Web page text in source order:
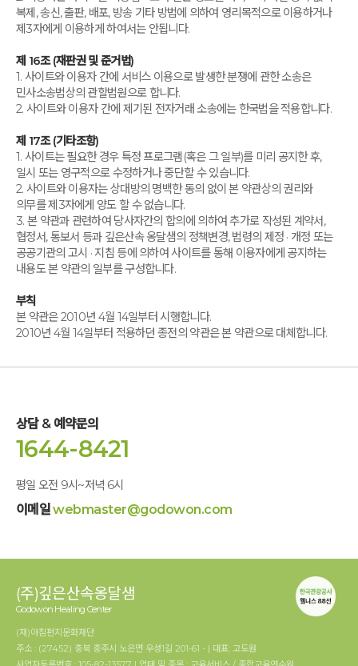
복제, 송신, 출판, 배포, 방송 기타 방법에 의하여 영리목적으로 이용하거나
제3자에게 이용하게 하여서는 안됩니다.
제 16조 (재판권 및 준거법)
1. 사이트와 이용자 간에 서비스 이용으로 발생한 분쟁에 관한 소송은
민사소송법상의 관할법원으로 합니다.
2. 사이트와 이용자 간에 제기된 전자거래 소송에는 한국법을 적용합니다.
제 17조 (기타조항)
1. 사이트는 필요한 경우 특정 프로그램(혹은 그 일부)를 미리 공지한 후,
일시 또는 영구적으로 수정하거나 중단할 수 있습니다.
2. 사이트와 이용자는 상대방의 명백한 동의 없이 본 약관상의 권리와
의무를 제3자에게 양도 할 수 없습니다.
3. 본 약관과 관련하여 당사자간의 합의에 의하여 추가로 작성된 계약서,
협정서, 통보서 등과 깊은산속 옹달샘의 정책변경, 법령의 제정 · 개정 또는
공공기관의 고시 · 지침 등에 의하여 사이트를 통해 이용자에게 공지하는
내용도 본 약관의 일부를 구성합니다.
부칙
본 약관은 2010년 4월 14일부터 시행합니다.
2010년 4월 14일부터 적용하던 종전의 약관은 본 약관으로 대체합니다.
상담 & 예약문의
1644-8421
평일 오전 9시~저녁 6시
이메일webmaster@godowon.com
(주)깊은산속옹달샘
Godowon Healing Center
(재)아침편지문화재단
주소 : (27452) 충북 충주시 노은면 우성1길 201-61 - | 대표: 고도원